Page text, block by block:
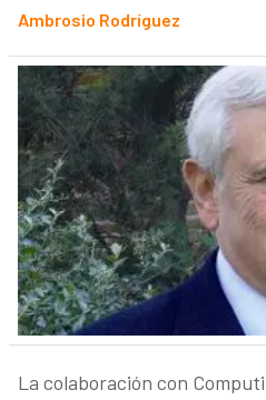
Ambrosio Rodríguez
La colaboración con